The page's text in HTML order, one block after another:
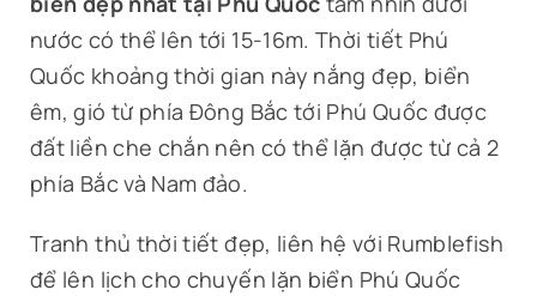
nước có thể lên tới 15-16m. Thời tiết Phú
Quốc khoảng thời gian này nắng đẹp, biển
êm, gió từ phía Đông Bắc tới Phú Quốc được
đất liền che chắn nên có thể lặn được từ cả 2
phía Bắc và Nam đảo.
Tranh thủ thời tiết đẹp, liên hệ với Rumblefish
để lên lịch cho chuyến lặn biển Phú Quốc